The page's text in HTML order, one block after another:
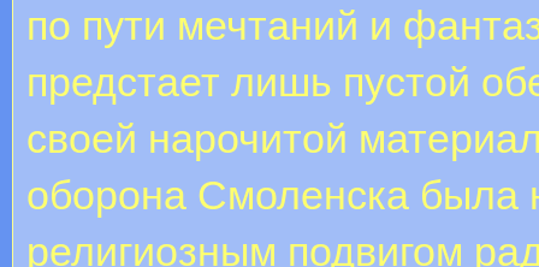
по пути мечтаний и
предстает лишь пустой
своей нарочитой
оборона Смоленска была
религиозным подвигом